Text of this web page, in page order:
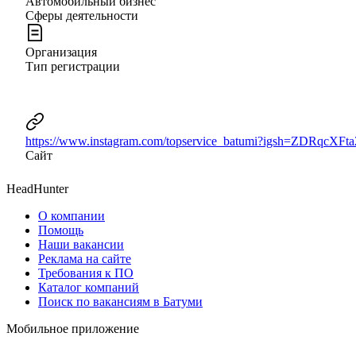
Сферы деятельности
Организация
Тип регистрации
https://www.instagram.com/
Сайт
HeadHunter
О компании
Помощь
Наши вакансии
Реклама на сайте
Требования к ПО
Каталог компаний
Поиск по вакансиям в Батуми
Мобильное приложение